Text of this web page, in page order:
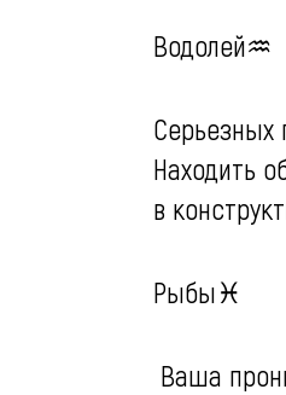
Водолей♒️
Серьезных
Находить
в
Рыбы♓️
Ваша